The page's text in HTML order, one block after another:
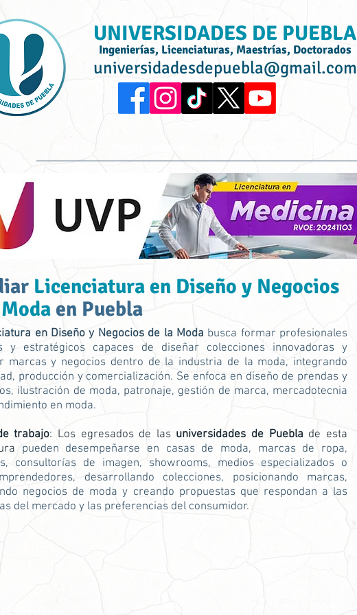
UNIVERSIDADES DE PUEBLA
Ingenierías, Licenciaturas, Maestrías, Doctorados
universidadesdepuebla@gmail.com
Licenciatura en Diseño y Negocios
en Puebla
en Diseño y Negocios de la Moda busca formar profesionales
y estratégicos capaces de diseñar colecciones innovadoras y
marcas y negocios dentro de la industria de la moda, integrando
producción y comercialización. Se enfoca en diseño de prendas y
ilustración de moda, patronaje, gestión de marca, mercadotecnia
en moda.
trabajo: Los egresados de las universidades de Puebla de esta
pueden desempeñarse en casas de moda, marcas de ropa,
consultorías de imagen, showrooms, medios especializados o
desarrollando colecciones, posicionando marcas,
negocios de moda y creando propuestas que respondan a las
del mercado y las preferencias del consumidor.